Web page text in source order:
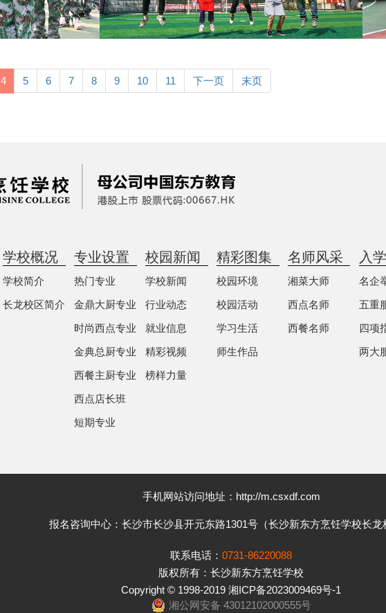
4 5 6 7 8 9 10 11 下一页 末页
学校概况
学校简介
长龙校区简介
专业设置
热门专业
金鼎大厨专业
时尚西点专业
金典总厨专业
西餐主厨专业
西点店长班
短期专业
校园新闻
学校新闻
行业动态
就业信息
精彩视频
榜样力量
精彩图集
校园环境
校园活动
学习生活
师生作品
名师风采
湘菜大师
西点名师
西餐名师
入
名企
五重
四项
两大
手机网站访问地址：http://m.csxdf.com
报名咨询中心：长沙市长沙县开元东路1301号（长沙新东方烹饪学校长龙
联系电话： 0731-86220088
版权所有：长沙新东方烹饪学校
Copyright © 1998-2019 湘ICP备2023009469号-1
湘公网安备 43012102000555号